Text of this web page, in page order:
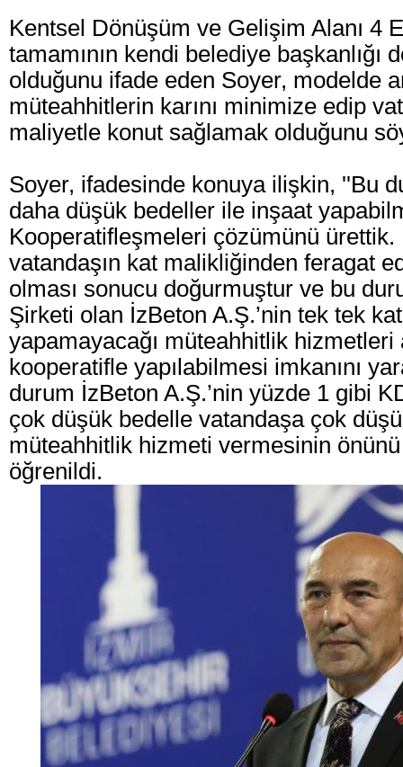
Kentsel Dönüşüm ve Gelişim Alanı 4
tamamının kendi belediye başkanlığı
olduğunu ifade eden Soyer, modelde
müteahhitlerin karını minimize edip
maliyetle konut sağlamak olduğunu
Soyer, ifadesinde konuya ilişkin, ''Bu
daha düşük bedeller ile inşaat
Kooperatifleşmeleri çözümünü ürettik.
vatandaşın kat malikliğinden feragat
olması sonucu doğurmuştur ve bu
Şirketi olan İzBeton A.Ş.’nin tek tek
yapamayacağı müteahhitlik hizmetleri
kooperatifle yapılabilmesi imkanını
durum İzBeton A.Ş.’nin yüzde 1 gibi
çok düşük bedelle vatandaşa çok
müteahhitlik hizmeti vermesinin önünü
öğrenildi.